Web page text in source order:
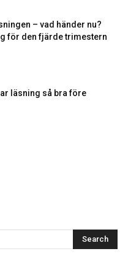
– vad händer nu?
för den fjärde trimestern
läsning så bra före
Search